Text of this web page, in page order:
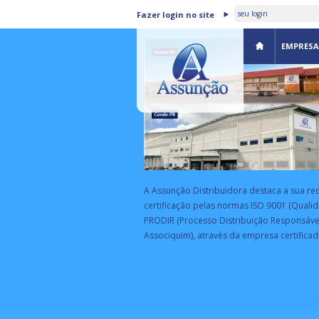
Fazer login no site
EMPRESA
ASSUNÇÃO DISTRIBUIDORA É
CERTIFICADA PELA BSI
A Assunção Distribuidora destaca a sua
certificação pelas normas ISO 9001
PRODIR (Processo Distribuição
Associquim), através da empresa